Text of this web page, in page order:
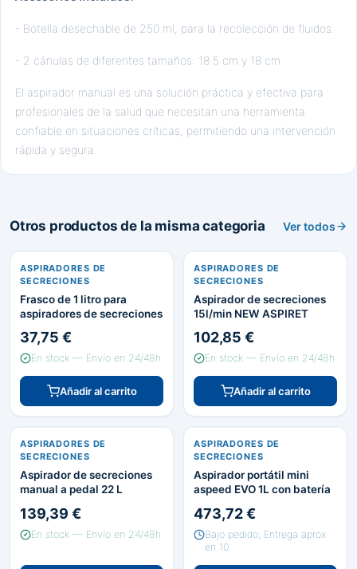
- Botella desechable de 250 ml, para la recolección de fluidos.
- 2 cánulas de diferentes tamaños: 18.5 cm y 18 cm.
El aspirador manual es una solución práctica y efectiva para
profesionales de la salud que necesitan una herramienta
confiable en situaciones críticas, permitiendo una intervención
rápida y segura.
Otros productos de la misma categoria Ver todos
ASPIRADORES DE
SECRECIONES
Frasco de 1 litro para
aspiradores de secreciones
37,75 €
En stock — Envío en 24/48h
Añadir al carrito
ASPIRADORES DE
SECRECIONES
Aspirador de secreciones
15l/min NEW ASPIRET
102,85 €
En stock — Envío en 24/48h
Añadir al carrito
ASPIRADORES DE
SECRECIONES
Aspirador de secreciones
manual a pedal 22 L
139,39 €
En stock — Envío en 24/48h
ASPIRADORES DE
SECRECIONES
Aspirador portátil mini
aspeed EVO 1L con batería
473,72 €
Bajo pedido, Entrega aprox.
en 10